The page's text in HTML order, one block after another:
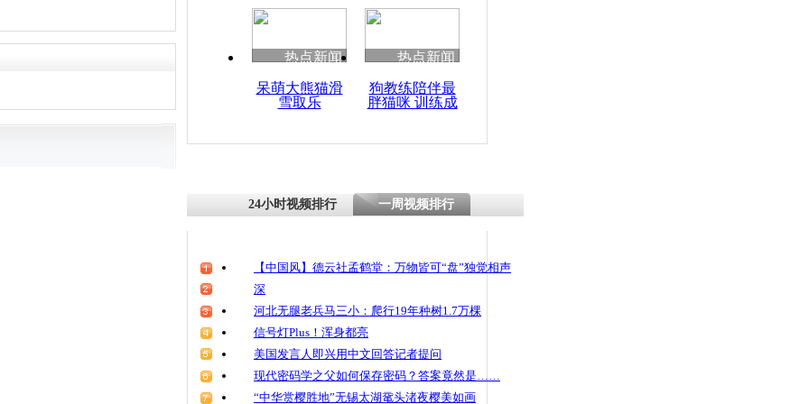
清明祭英烈 哀思悼忠
实拍：茶楼小包间挤50
热点新闻
呆萌大熊猫滑
雪取乐
热点新闻
狗教练陪伴最
胖猫咪 训练成
24小时视频排行 一周视频排行
【中国风】德云社孟鹤堂：万物皆可“盘”独觉相声
深
河北无腿老兵马三小：爬行19年种树1.7万棵
信号灯Plus！浑身都亮
美国发言人即兴用中文回答记者提问
现代密码学之父如何保存密码？答案竟然是……
“中华赏樱胜地”无锡太湖鼋头渚夜樱美如画